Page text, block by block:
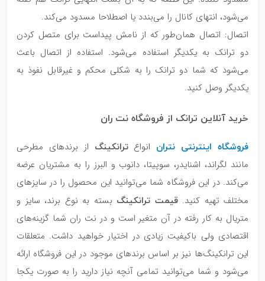
می‌شود، انتهای کانال را می‌بندد یا اصطلاحا مسدود می‌کند.
اتصال: اتصال همان‌طور که از نامش پیداست برای متصل کردن
دو ترانک به یکدیگر استفاده می‌شود. استفاده از اتصال باعث
می‌شود که شما دو ترانک را به شکلی محکم و غیرقابل نفوذ به
یکدیگر وصل کنید.
خرید آنلاین ترانک از فروشگاه نت ران
فروشگاه اینترنتی نتران انواعترانکینگ از برندهای مطرحی
مانند لگراند، اشنایدر، سوپیتا، دانوب و البرز را به مشتریان عرضه
می‌کند. در این فروشگاه شما می‌توانید این محصول را در سایزهای
مختلف تهیه کنید.قیمت ترانکینگ بسته به نوع برند، سایز و
متریال به کار رفته در آن متغیر است و در نت ران شما گزینه‌های
اقتصادی ولی باکیفیت زیادی در اختیار خواهید داشت. متعلقات
این ترانکینگ‌ها نیز بر اساس برندهای موجود در این فروشگاه ارائه
می‌شود و شما می‌توانید تمامی آنچه نیاز دارید را به صورت یکجا